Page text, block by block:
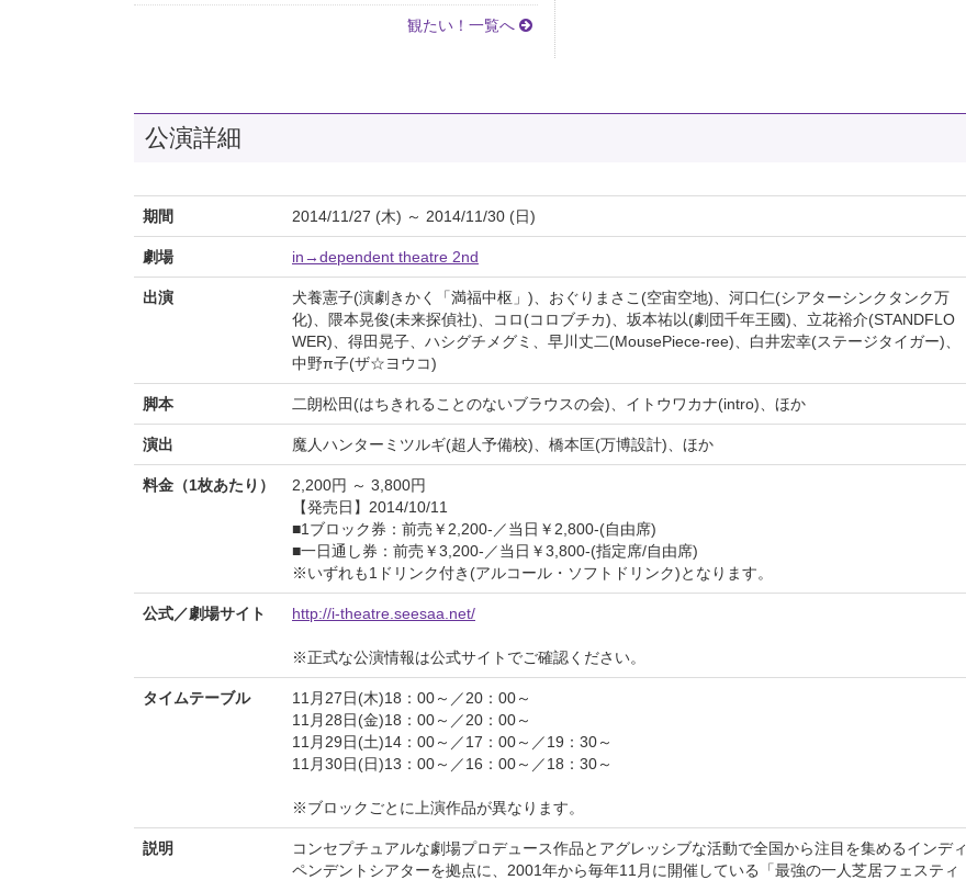
観たい！一覧へ
公演詳細
期間 2014/11/27 (木) ～ 2014/11/30 (日)
劇場 in→dependent theatre 2nd
出演
犬養憲子(演劇きかく「満福中枢」)、おぐりまさこ(空宙空地)、河口仁(シアターシンクタンク万
化)、隈本晃俊(未来探偵社)、コロ(コロブチカ)、坂本祐以(劇団千年王國)、立花裕介(STANDFLO
WER)、得田晃子、ハシグチメグミ、早川丈二(MousePiece-ree)、白井宏幸(ステージタイガー)、
中野π子(ザ☆ヨウコ)
脚本 二朗松田(はちきれることのないブラウスの会)、イトウワカナ(intro)、ほか
演出 魔人ハンターミツルギ(超人予備校)、橋本匡(万博設計)、ほか
料金（1枚あたり）
2,200円 ～ 3,800円
【発売日】2014/10/11
■1ブロック券：前売￥2,200-／当日￥2,800-(自由席)
■一日通し券：前売￥3,200-／当日￥3,800-(指定席/自由席)
※いずれも1ドリンク付き(アルコール・ソフトドリンク)となります。
公式／劇場サイト http://i-theatre.seesaa.net/
※正式な公演情報は公式サイトでご確認ください。
タイムテーブル
11月27日(木)18：00～／20：00～
11月28日(金)18：00～／20：00～
11月29日(土)14：00～／17：00～／19：30～
11月30日(日)13：00～／16：00～／18：30～
※ブロックごとに上演作品が異なります。
説明
コンセプチュアルな劇場プロデュース作品とアグレッシブな活動で全国から注目を集めるインディ
ペンデントシアターを拠点に、2001年から毎年11月に開催している「最強の一人芝居フェスティ